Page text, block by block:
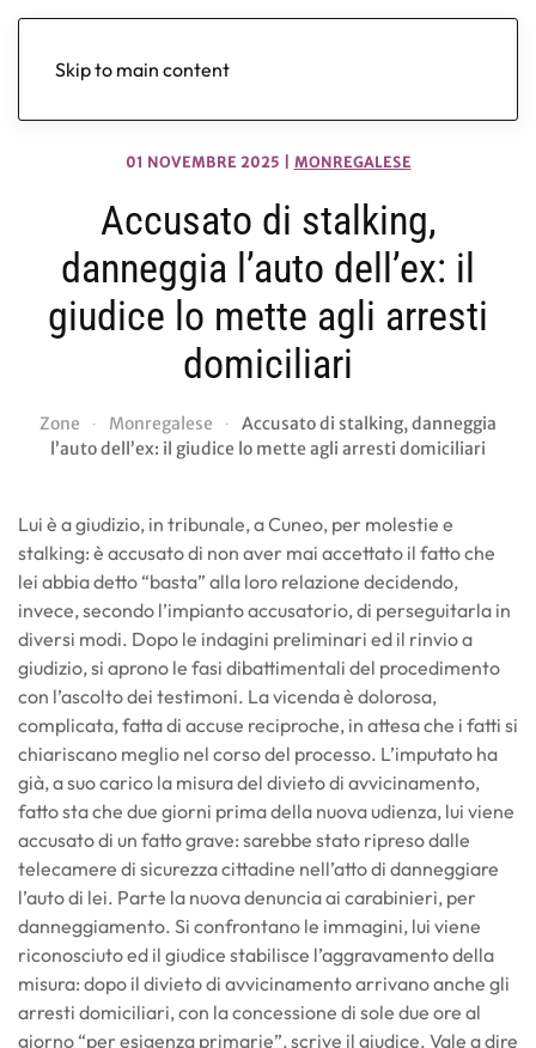
Skip to main content
01 NOVEMBRE 2025 MONREGALESE
Accusato di stalking,
danneggia l’auto dell’ex: il
giudice lo mette agli arresti
domiciliari
Zone Monregalese
Accusato di stalking, danneggia
l’auto dell’ex: il giudice lo mette agli arresti domiciliari
Lui è a giudizio, in tribunale, a Cuneo, per molestie e
stalking: è accusato di non aver mai accettato il fatto che
lei abbia detto “basta” alla loro relazione decidendo,
invece, secondo l’impianto accusatorio, di perseguitarla in
diversi modi. Dopo le indagini preliminari ed il rinvio a
giudizio, si aprono le fasi dibattimentali del procedimento
con l’ascolto dei testimoni. La vicenda è dolorosa,
complicata, fatta di accuse reciproche, in attesa che i fatti si
chiariscano meglio nel corso del processo. L’imputato ha
già, a suo carico la misura del divieto di avvicinamento,
fatto sta che due giorni prima della nuova udienza, lui viene
accusato di un fatto grave: sarebbe stato ripreso dalle
telecamere di sicurezza cittadine nell’atto di danneggiare
l’auto di lei. Parte la nuova denuncia ai carabinieri, per
danneggiamento. Si confrontano le immagini, lui viene
riconosciuto ed il giudice stabilisce l’aggravamento della
misura: dopo il divieto di avvicinamento arrivano anche gli
arresti domiciliari, con la concessione di sole due ore al
giorno “per esigenza primarie”, scrive il giudice. Vale a dire